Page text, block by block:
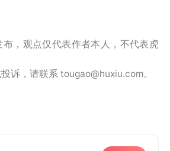
，观点仅代表作者本人，不代表虎
诉，请联系 tougao@huxiu.com。